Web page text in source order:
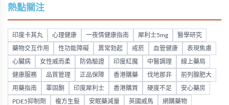
熱點關注
印度卡其丸 心理健康 一夜情健康指南 犀利士5mg 醫學研究
藥物交互作用 性功能障礙 異常勃起 戒菸 血管健康 表現焦慮
心臟病 女性威而柔 防偽驗證 印度紅魔 中醫調理 線上藥局
健康服務 品質管理 正品保障 香港購藥 伐地那非 前列腺肥大
用藥指南 睪固酮 印度犀利士 香港購買 硬度不足 安心藥房
PDE5抑制劑 複方生髮 安眠藥減量 英國威馬 網購藥物